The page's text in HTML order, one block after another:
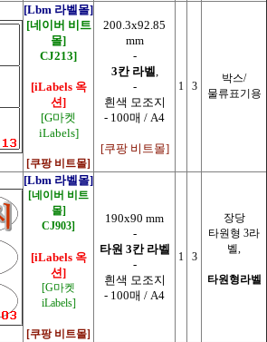
[Lbm 라벨몰]
[네이버 비트
몰]
CJ213]
[iLabels 옥
션]
[G마켓
iLabels]
[쿠팡 비트몰]
200.3x92.85
mm
-
3칸 라벨
-
흰색 모조지
- 100매 / A4
[쿠팡 비트몰]
1 3
박스/
물류표기용
[Lbm 라벨몰]
[네이버 비트
몰]
CJ903]
[iLabels 옥
션]
[G마켓
iLabels]
[쿠팡 비트몰]
190x90 mm
-
타원 3칸 라벨
-
흰색 모조지
- 100매 / A4
1 3
장당
타원형 3라
벨,
타원형라벨